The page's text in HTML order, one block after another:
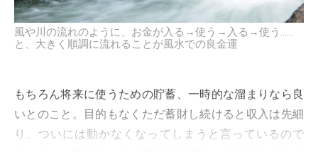
風や川の流れのように、お金が入る→使う→入る→使う……
と、大きく順調に流れることが風水での良金運
もちろん将来に使うための貯蓄、一時的な溜まりなら良
いとのこと。目的もなくただ蓄財し続けると収入は先細
り、ついには動かなくなってしまうと言っているので